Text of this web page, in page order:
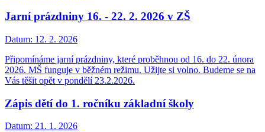
Jarní prázdniny 16. - 22. 2. 2026 v ZŠ
Datum: 12. 2. 2026
Připomínáme jarní prázdniny, které proběhnou od 16. do 22. února
2026. MŠ funguje v běžném režimu. Užijte si volno. Budeme se na
Vás těšit opět v pondělí 23.2.2026.
Zápis dětí do 1. ročníku základní školy
Datum: 21. 1. 2026